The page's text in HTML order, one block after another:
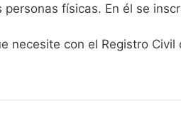
físicas. En él se
necesite con el Registro